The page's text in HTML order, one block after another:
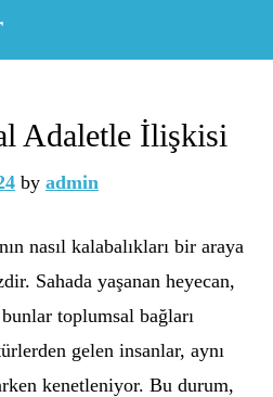
Adaletle İlişkisi
by admin
nasıl kalabalıkları bir araya
Sahada yaşanan heyecan,
toplumsal bağları
gelen insanlar, aynı
kenetleniyor. Bu durum,